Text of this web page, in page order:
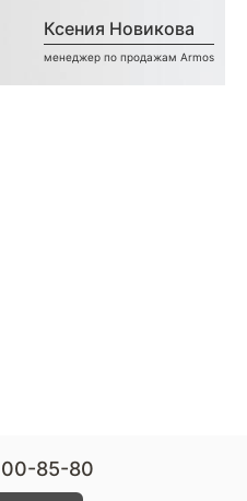
Ксения Новикова
менеджер по продажам Armos
85-80